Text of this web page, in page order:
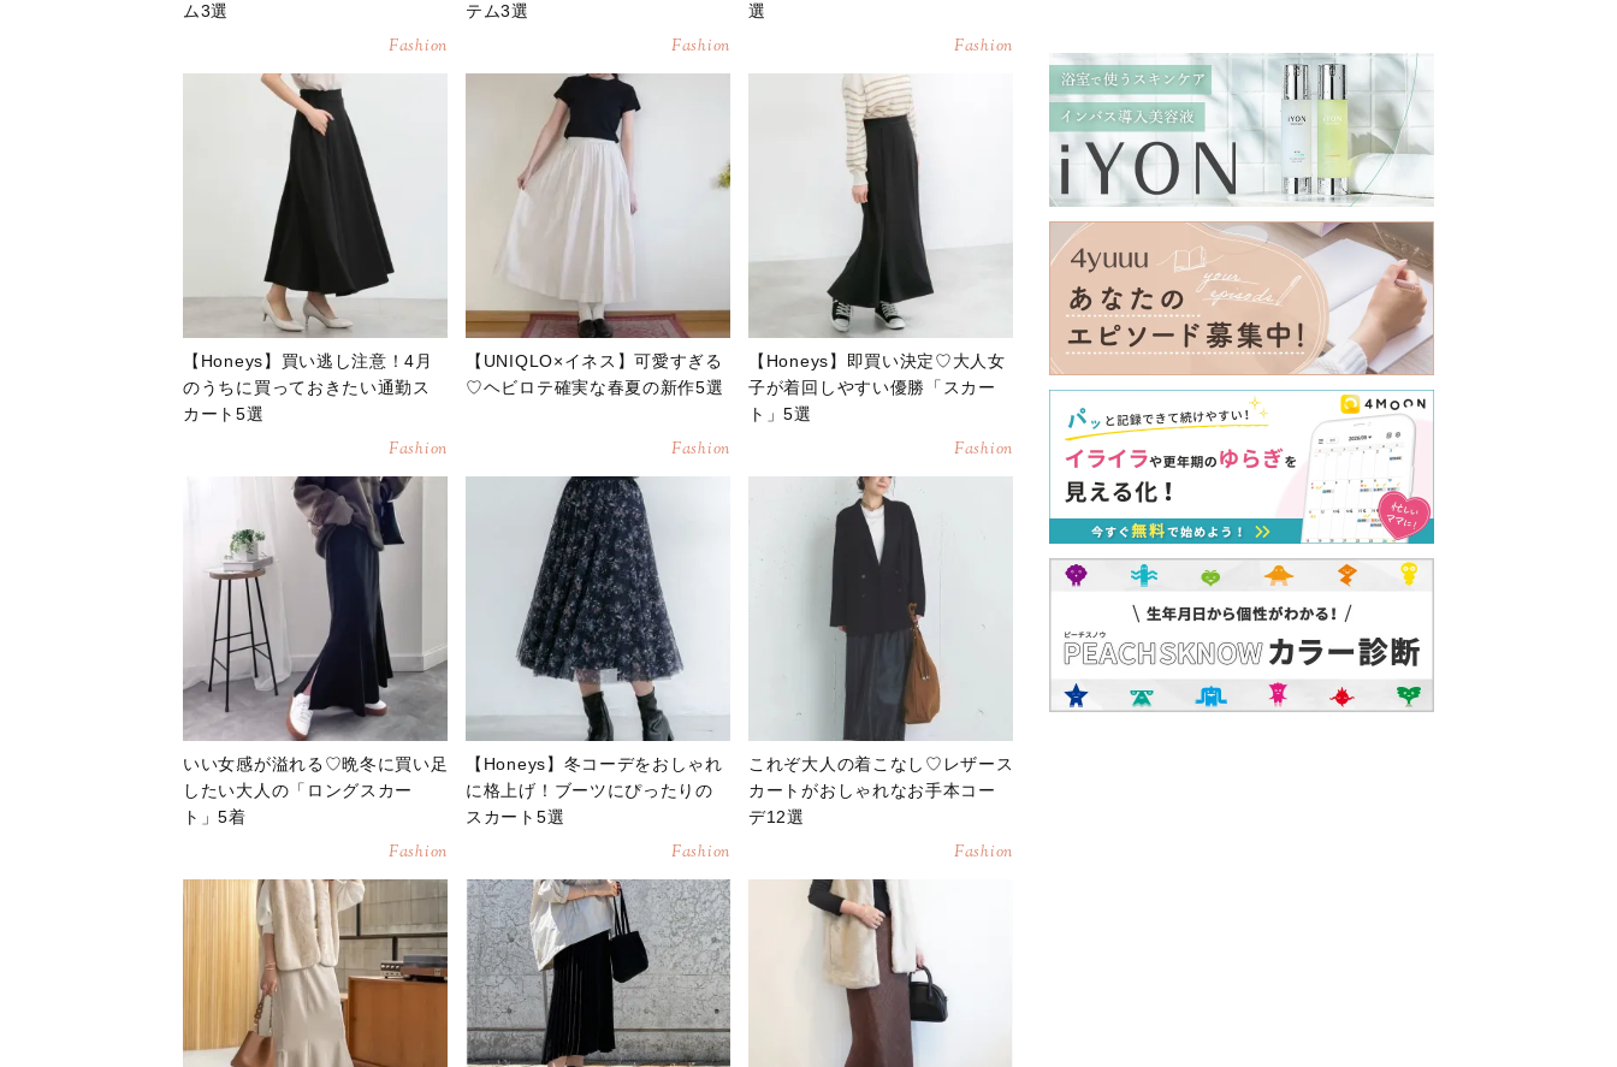
ム3選
Fashion
テム3選
Fashion
選
Fashion
【Honeys】買い逃し注意！4月
のうちに買っておきたい通勤ス
カート5選
Fashion
【UNIQLO×イネス】可愛すぎる
♡ヘビロテ確実な春夏の新作5選
Fashion
【Honeys】即買い決定♡大人女
子が着回しやすい優勝「スカー
ト」5選
Fashion
いい女感が溢れる♡晩冬に買い足
したい大人の「ロングスカー
ト」5着
Fashion
【Honeys】冬コーデをおしゃれ
に格上げ！ブーツにぴったりの
スカート5選
Fashion
これぞ大人の着こなし♡レザース
カートがおしゃれなお手本コー
デ12選
Fashion